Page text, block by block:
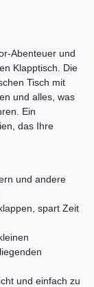
Abenteuer und
Klapptisch. Die
Tisch mit
und alles, was
Ein
das Ihre
und andere
spart Zeit
und einfach zu